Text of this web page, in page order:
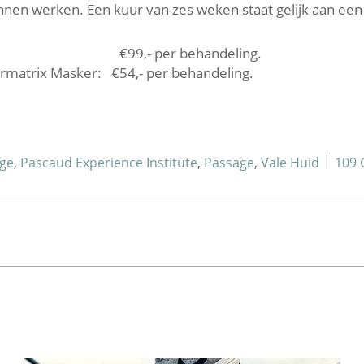
werken. Een kuur van zes weken staat gelijk aan
€99,- per behandeling.
Masker: €54,- per behandeling.
, Pascaud Experience Institute, Passage, Vale Huid | 109